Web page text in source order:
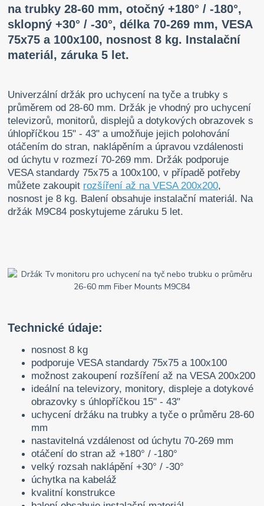
na trubky 28-60 mm, otočný +180° / -180°,
sklopný +30° / -30°, délka 70-269 mm, VESA
75x75 a 100x100, nosnost 8 kg. Instalační
materiál, záruka 5 let.
Univerzální držák pro uchycení na tyče a trubky s
průměrem od 28-60 mm. Držák je vhodný pro uchycení
televizorů, monitorů, displejů a dotykových obrazovek s
úhlopříčkou 15" - 43" a umožňuje jejich polohování
otáčením do stran, naklápěním a úpravou vzdálenosti
od úchytu v rozmezí 70-269 mm. Držák podporuje
VESA standardy 75x75 a 100x100, v případě potřeby
můžete zakoupit rozšíření až na VESA 200x200,
nosnost je 8 kg. Balení obsahuje instalační materiál. Na
držák M9C84 poskytujeme záruku 5 let.
Technické údaje:
nosnost 8 kg
podporuje VESA standardy 75x75 a 100x100
možnost zakoupení rozšíření až na VESA 200x200
ideální na televizory, monitory, displeje a dotykové
obrazovky s úhlopříčkou 15" - 43"
uchycení držáku na trubky a tyče o průměru 28-60
mm
nastavitelná vzdálenost od úchytu 70-269 mm
otáčení do stran až +180° / -180°
velký rozsah naklápění +30° / -30°
úchytka na kabeláž
kvalitní konstrukce